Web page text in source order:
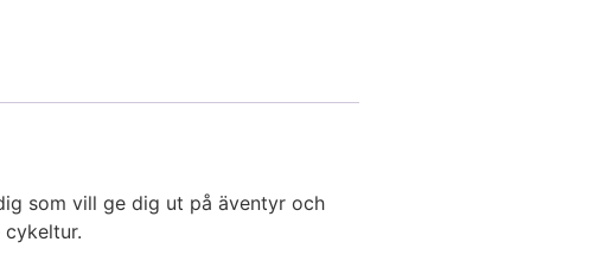
som vill ge dig ut på äventyr och